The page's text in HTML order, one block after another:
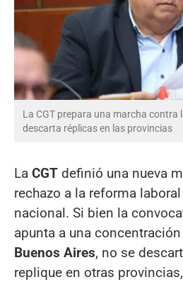
La CGT prepara una marcha contra
descarta réplicas en las provincias
La CGT definió una nueva
rechazo a la reforma
nacional. Si bien la
apunta a una
Buenos Aires, no se
replique en otras